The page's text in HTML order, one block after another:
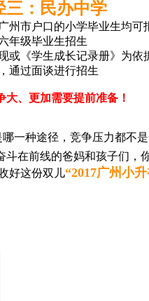
三：民办中学
州市户口的小学毕业生均可
年级毕业生招生
或《学生成长记录册》为依
通过面谈进行招生
大、更加需要提前准备！
哪一种途径，竞争压力都不
斗在前线的爸妈和孩子们，
好这份双儿“2017广州小